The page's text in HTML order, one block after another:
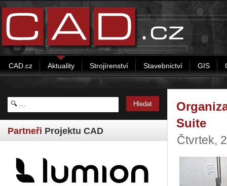
CAD.cz Aktuality Strojírenství Stavebnictví GIS
Partneři Projektu CAD
Suite
Čtvrtek,